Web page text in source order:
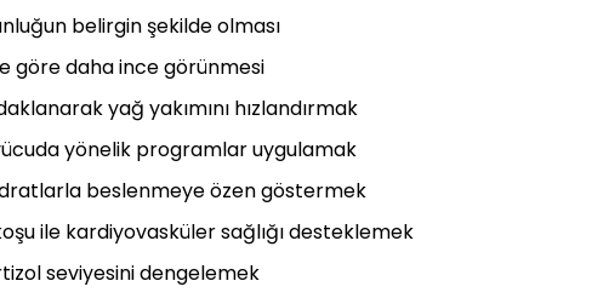
belirgin şekilde olması
daha ince görünmesi
yağ yakımını hızlandırmak
yönelik programlar uygulamak
beslenmeye özen göstermek
ile kardiyovasküler sağlığı desteklemek
seviyesini dengelemek